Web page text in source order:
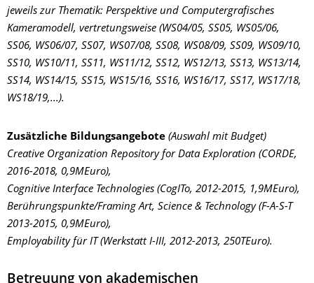
jeweils zur Thematik: Perspektive und Computergrafisches
Kameramodell, vertretungsweise (WS04/05, SS05, WS05/06,
SS06, WS06/07, SS07, WS07/08, SS08, WS08/09, SS09, WS09/10,
SS10, WS10/11, SS11, WS11/12, SS12, WS12/13, SS13, WS13/14,
SS14, WS14/15, SS15, WS15/16, SS16, WS16/17, SS17, WS17/18,
WS18/19,...).
Zusätzliche Bildungsangebote (Auswahl mit Budget)
Creative Organization Repository for Data Exploration (CORDE,
2016-2018, 0,9MEuro),
Cognitive Interface Technologies (CogITo, 2012-2015, 1,9MEuro),
Berührungspunkte/Framing Art, Science & Technology (F-A-S-T
2013-2015, 0,9MEuro),
Employability für IT (Werkstatt I-III, 2012-2013, 250TEuro).
Betreuung von akademischen